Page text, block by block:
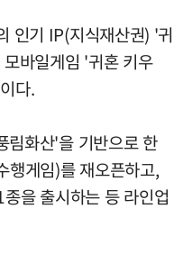
인기 IP(지식재산권) '귀
바일게임 '귀혼 키우
다.
림화산'을 기반으로 한
행게임)를 재오픈하고,
을 출시하는 등 라인업